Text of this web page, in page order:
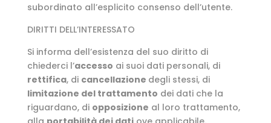
subordinato all’esplicito consenso dell’utente.
DIRITTI DELL’INTERESSATO
Si informa dell’esistenza del suo diritto di
chiederci l’accesso ai suoi dati personali, di
rettifica, di cancellazione degli stessi, di
limitazione del trattamento dei dati che la
riguardano, di opposizione al loro trattamento,